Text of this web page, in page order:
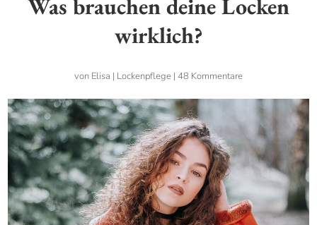
Was brauchen deine Locken
wirklich?
von Elisa | Lockenpflege | 48 Kommentare